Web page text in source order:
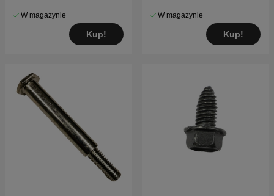
W magazynie
Kup!
W magazynie
Kup!